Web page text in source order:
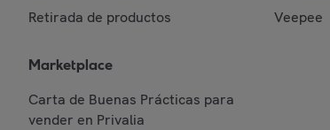
Retirada de productos
Marketplace
Carta de Buenas Prácticas para
vender en Privalia
Veepee